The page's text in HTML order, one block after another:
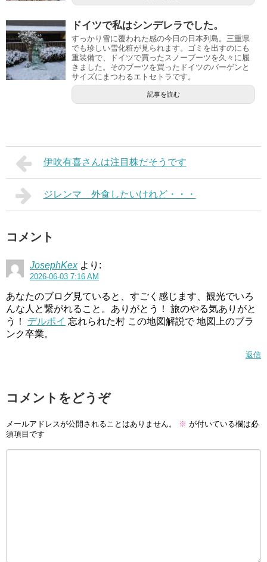
ドイツで私はシンデレラでした。
すっかり雪に覆われた感の今日の日本列島。三重県
でも珍しい雪化粧が見られます。ゴミを出すのにも
重装備で、ドイツで買ったスノーブーツを久々に履
きました。そのブーツを買ったドイツのバーゲンと
サイズにまつわるエトセトラです。
記事を読む
伊吹有喜さんは注目株だそうです
ジレンマ 外食したいけれど・・・
コメント
JosephKex より:
2026-06-03 7:16 AM
あなたのブログ見ていると、すごく感じます、観光でいろ
んな人と繋がれること。ありがとう！ 旅のやる気ありがと
う！ デルポイ 忘れられた村 この地図解説で 地図上のブラ
ンク卒業。
返信
コメントをどうぞ
メールアドレスが公開されることはありません。 ※ が付いている欄は必
須項目です